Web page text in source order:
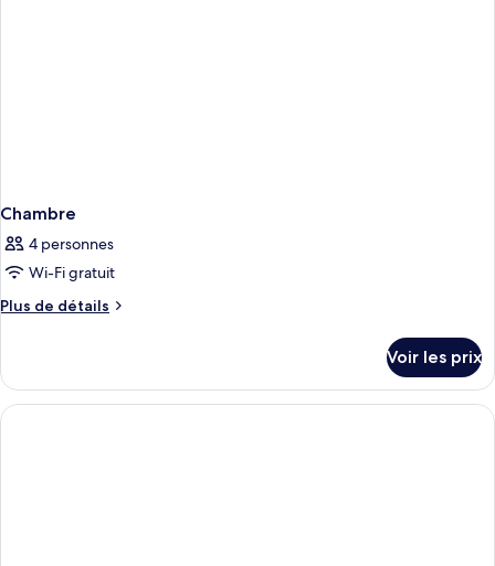
Chambre
4 personnes
Wi-Fi gratuit
Plus de détails
Plus
le
type
de
Voir les prix